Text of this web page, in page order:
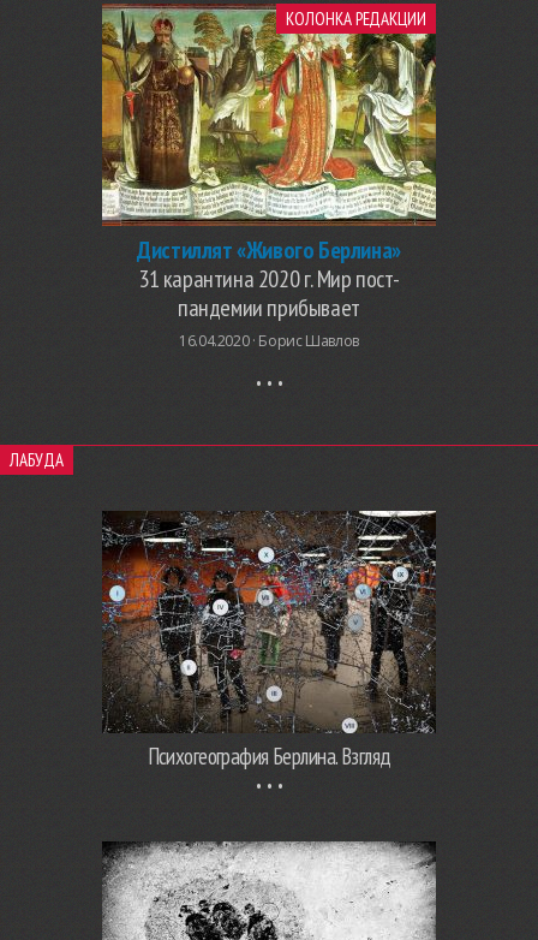
КОЛОНКА РЕДАКЦИИ
Дистиллят «Живого Берлина»
31 карантина 2020 г. Мир пост-
пандемии прибывает
16.04.2020 · Борис Шавлов
ЛАБУДА
Психогеография Берлина. Взгляд